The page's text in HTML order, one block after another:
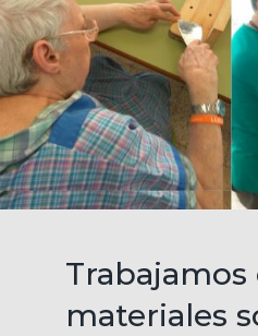
Trabajamos
materiales